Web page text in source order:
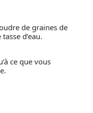
de graines de
d’eau.
ce que vous